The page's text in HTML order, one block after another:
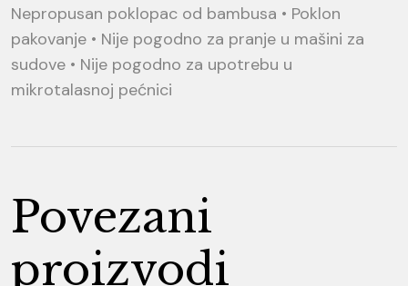
Nepropusan poklopac od bambusa • Poklon
pakovanje • Nije pogodno za pranje u mašini za
sudove • Nije pogodno za upotrebu u
mikrotalasnoj pećnici
Povezani
proizvodi